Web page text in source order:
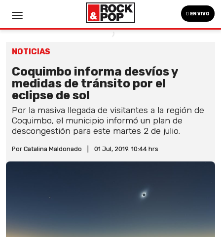
EN VIVO
NOTICIAS
Coquimbo informa desvíos y
medidas de tránsito por el
eclipse de sol
Por la masiva llegada de visitantes a la región de
Coquimbo, el municipio informó un plan de
descongestión para este martes 2 de julio.
Por Catalina Maldonado 01 Jul, 2019. 10:44 hrs